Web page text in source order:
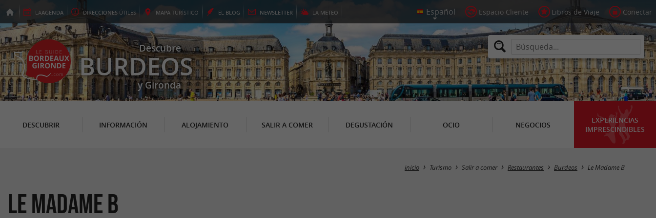
LAAGENDA DIRECCIONES ÚTILES MAPA TURÍSTICO EL BLOG NEWSLETTER LA METEO Espacio Cliente Libros de Viaje Conectar
Descubre
BURDEOS
y Gironda
DESCUBRIR INFORMACIÓN ALOJAMIENTO SALIR A COMER DEGUSTACIÓN OCIO NEGOCIOS
EXPERIENCIAS
IMPRESCINDIBLES
inicio Turismo Salir a comer Restaurantes Burdeos Le Madame B
Le Madame B